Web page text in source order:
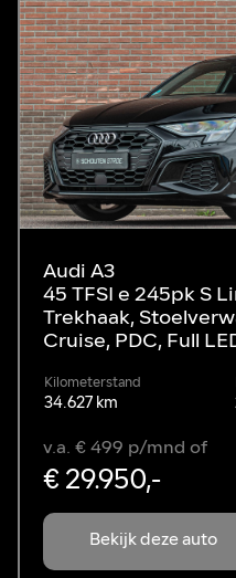
Audi A3
45 TFSI e 245pk S
Trekhaak,
Cruise, PDC, Full
Kilometerstand
34.627 km
Bekijk deze auto
v.a. € 499 p/mnd of
€ 29.950,-